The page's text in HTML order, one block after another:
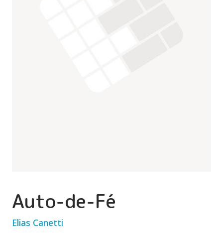
Auto-de-Fé
Elias Canetti